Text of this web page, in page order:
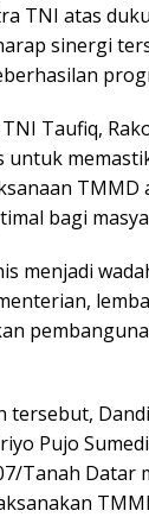
TNI atas
sinergi
Taufiq,
untuk
TMMD
bagi
menjadi
tersebut,
Pujo
Tanah Datar